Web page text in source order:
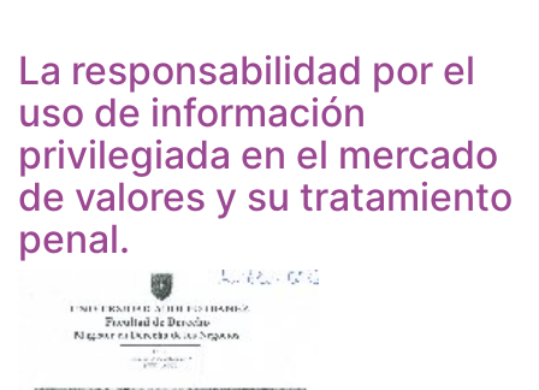
La responsabilidad por el
uso de información
privilegiada en el mercado
de valores y su tratamiento
penal.